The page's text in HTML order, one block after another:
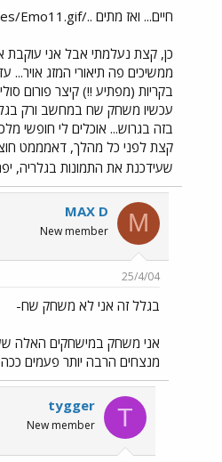
חיים... ואז מתים ../images/Emo11.gif
כן, קצת נעלמתי אבל אני עוקבת
בקריות (מפתיע !!) קיצר פורום
עכשיו משחק שח במחשב ורק בגלל
קצת לפני כל מהלך, דאמממט
שעידכנת את התמונות בגלריה,
M
MAX D
New member
25/4/04
בגלל זה אני לא משחק שח-
אני משחק במישחקים האלה שעם
מנצחים הרבה יותר פעמים ככה
T
tygger
New member